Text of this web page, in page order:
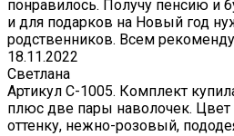
понравилось. Получу пенсию и
и для подарков на Новый год
родственников. Всем
18.11.2022
Светлана
Артикул С-1005. Комплект
плюс две пары наволочек. Цвет
оттенку, нежно-розовый,